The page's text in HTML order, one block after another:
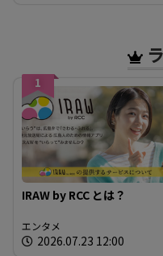
1
IRAW by RCC とは？
エンタメ
2026.07.23 12:00